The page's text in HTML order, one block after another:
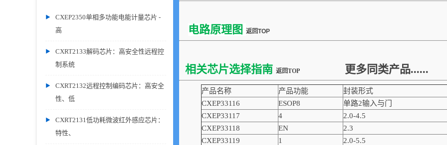
CXEP2350单相多功能电能计量芯片 -
高
CXRT2133解码芯片：高安全性远程控
制系统
CXRT2132远程控制编码芯片：高安全
性、低
CXRT2131低功耗微波红外感应芯片：
特性、
电路原理图 返回TOP
相关芯片选择指南 返回TOP 更多同类产品......
产品名称 产品功能
封装形式
CXEP33116
ESOP8
单路2输入与门
CXEP33117
4
2.0-4.5
CXEP33118
EN
2.3
CXEP33119
1
2.0-5.5